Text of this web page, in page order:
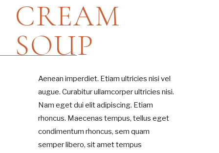
CREAM
SOUP
Aenean imperdiet. Etiam ultricies nisi vel
augue. Curabitur ullamcorper ultricies nisi.
Nam eget dui elit adipiscing. Etiam
rhoncus. Maecenas tempus, tellus eget
condimentum rhoncus, sem quam
semper libero, sit amet tempus